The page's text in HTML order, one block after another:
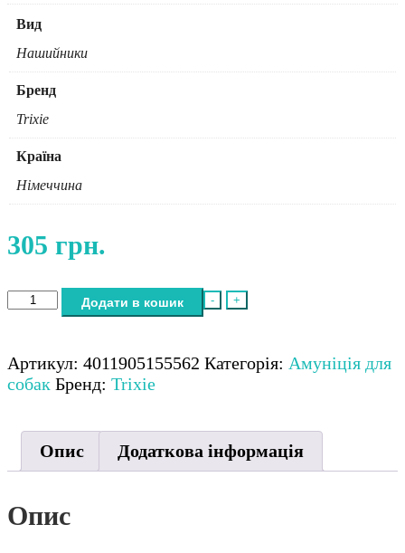
Вид
Нашийники
Бренд
Trixie
Країна
Німеччина
305 грн.
-
Набір
нашийників
для
цуценят
темно-
синій/
коричневий/
бірюзовий
+
Додати в кошик
Артикул: 4011905155562 Категорія: Амуніція для
собак Бренд: Trixie
Опис Додаткова інформація
Опис